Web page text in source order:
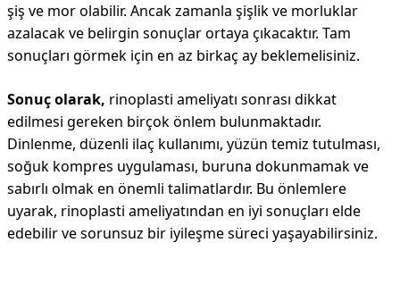
şiş ve mor olabilir. Ancak zamanla şişlik ve morluklar
azalacak ve belirgin sonuçlar ortaya çıkacaktır. Tam
sonuçları görmek için en az birkaç ay beklemelisiniz.
Sonuç olarak, rinoplasti ameliyatı sonrası dikkat
edilmesi gereken birçok önlem bulunmaktadır.
Dinlenme, düzenli ilaç kullanımı, yüzün temiz tutulması,
soğuk kompres uygulaması, buruna dokunmamak ve
sabırlı olmak en önemli talimatlardır. Bu önlemlere
uyarak, rinoplasti ameliyatından en iyi sonuçları elde
edebilir ve sorunsuz bir iyileşme süreci yaşayabilirsiniz.